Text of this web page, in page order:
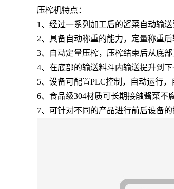
压榨机特点：
1、经过一系列加工后的酱菜自动输
2、具备自动称重的能力，定量称重
3、自动定量压榨，压榨结束后从底
4、在底部的输送料斗内输送提升到下
5、设备可配置PLC控制，自动运行，
6、食品级304材质可长期接触酱菜不
7、可针对不同的产品进行前后设备的